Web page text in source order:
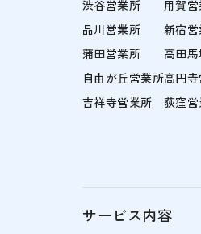
渋谷営業所
品川営業所
蒲田営業所
自由が丘営業所
吉祥寺営業所
用賀
新宿
高田
高円
荻窪
サービス内容